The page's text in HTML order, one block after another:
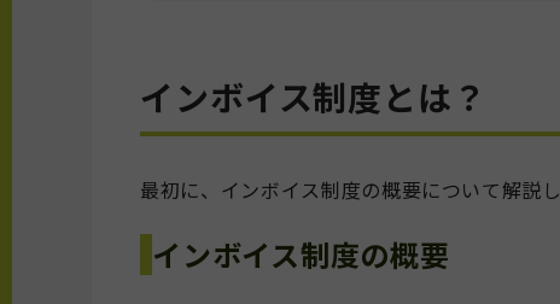
インボイス制度とは？
最初に、インボイス制度の概要について解説し
インボイス制度の概要